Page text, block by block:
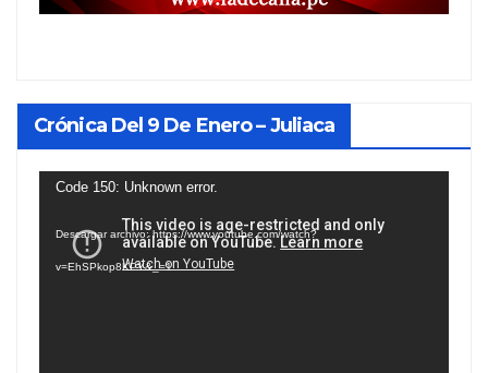
Crónica Del 9 De Enero – Juliaca
Reproductor
vídeo
Code 150: Unknown error.
Descargar archivo: https://www.youtube.com/watch?
v=EhSPkop8KPY&_=1